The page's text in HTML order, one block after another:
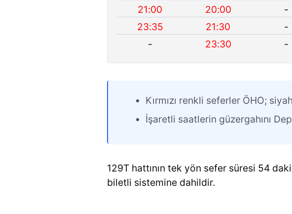
21:00
20:00
-
23:35
21:30
-
-
23:30 -
Kırmızı renkli seferler ÖHO;
İşaretli saatlerin güzergahını
129T hattının tek yön sefer süresi 54
biletli sistemine dahildir.